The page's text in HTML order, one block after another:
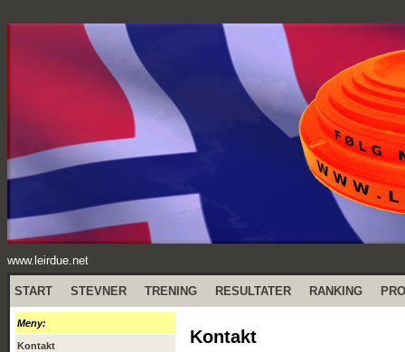
www.leirdue.net
START STEVNER TRENING RESULTATER RANKING
Meny:
Kontakt Kontakt